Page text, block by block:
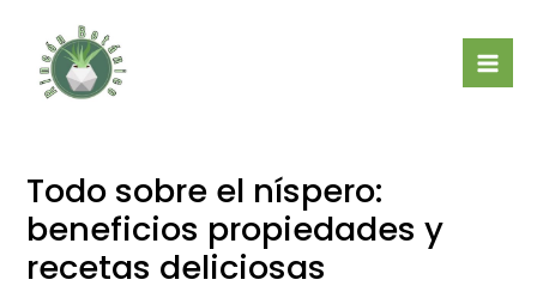
contenido
Todo sobre el níspero:
beneficios propiedades y
recetas deliciosas